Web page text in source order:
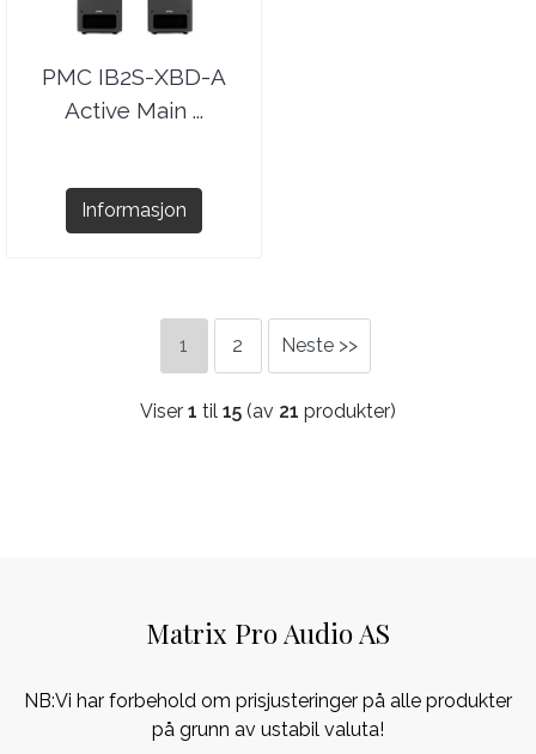
PMC IB2S-XBD-A
Active Main ...
Informasjon
1 2 Neste >>
Viser 1 til 15 (av 21 produkter)
Matrix Pro Audio AS
NB:Vi har forbehold om prisjusteringer på alle produkter
på grunn av ustabil valuta!